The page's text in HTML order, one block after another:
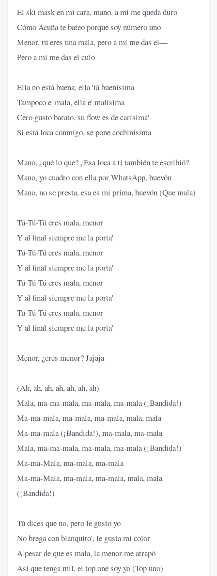
El ski mask en mi cara, mano, a mí me queda duro
Cómo Acuña te bateo porque soy número uno
Menor, tú eres una mala, pero a mí me das el—
Pero a mí me das el culo
Ella no está buena, ella 'tá buenísima
Tampoco e' mala, ella e' malísima
Cero gusto barato, su flow es de carísima'
Si está loca conmigo, se pone cochinísima
Mano, ¿qué lo que? ¿Esa loca a ti también te escribió?
Mano, yo cuadro con ella por WhatsApp, huevón
Mano, no se presta, esa es mi prima, huevón (Que mala)
Tú-Tú-Tú eres mala, menor
Y al final siempre me la porta'
Tú-Tú-Tú eres mala, menor
Y al final siempre me la porta'
Tú-Tú-Tú eres mala, menor
Y al final siempre me la porta'
Tú-Tú-Tú eres mala, menor
Y al final siempre me la porta'
Menor, ¿eres menor? Jajaja
(Ah, ah, ah, ah, ah, ah, ah)
Mala, ma-ma-mala, ma-mala, ma-mala (¡Bandida!)
Ma-ma-mala, ma-mala, ma-mala, mala, mala
Ma-ma-mala (¡Bandida!), ma-mala, ma-mala
Mala, ma-ma-mala, ma-mala, ma-mala (¡Bandida!)
Ma-ma-Mala, ma-mala, ma-mala
Ma-ma-Mala, ma-mala, ma-mala, mala, mala
(¡Bandida!)
Tú dices que no, pero le gusto yo
No brega con blanquito', le gusta mi color
A pesar de que es mala, la menor me atrapó
Así que tenga mil, el top one soy yo (Top uno)